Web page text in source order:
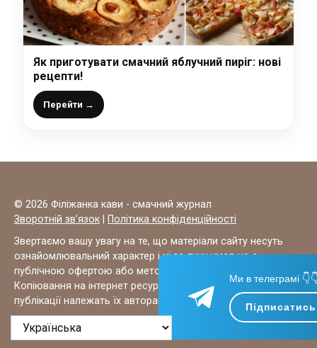
Як приготувати смачний яблучний пиріг: нові
рецепти!
Перейти →
© 2026 Філіжанка кави - смачний журнал
Зворотній зв’язок
Політика конфіденційності
Звертаємо вашу увагу на те, що матеріали сайту несуть
ознайомлювальний характер і ні за яких умов не є
публічною офертою або методиками для лікування.
Копіювання на інтернет ресурси ЗАБОРОНЕНО, всі права на
публікації належать їх авторам.
Ми в телеграмі
Підписатись